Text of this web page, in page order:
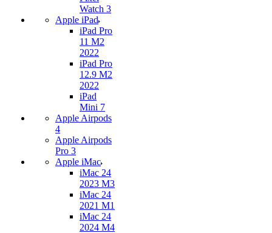
Watch 3
Apple iPad
iPad Pro
11 M2
2022
iPad Pro
12.9 M2
2022
iPad
Mini 7
Apple Airpods
4
Apple Airpods
Pro 3
Apple iMac
iMac 24
2023 M3
iMac 24
2021 M1
iMac 24
2024 M4